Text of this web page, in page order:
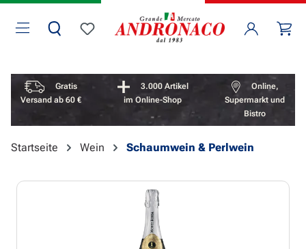
Zum Hauptinhalt springen
Du hast 0 Produkte auf dem Merkzettel
Vorteile überspringen
Gratis
Versand ab 60 €
3.000 Artikel
im Online-Shop
Online,
Supermarkt und
Bistro
Startseite Wein Schaumwein & Perlwein
Bildergalerie überspringen